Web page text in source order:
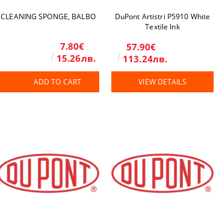
CLEANING SPONGE, BALBO
7.80€
15.26лв.
ADD TO CART
DuPont Artistri P5910 White
Textile Ink
57.90€
113.24лв.
VIEW DETAILS